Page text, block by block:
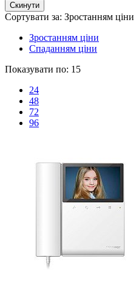
Сортувати за: Зростанням ціни
Зростанням ціни
Спаданням ціни
Показувати по: 15
24
48
72
96